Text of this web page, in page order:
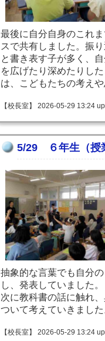
最後に自分自身のこれ
スで共有しました。振
と書き表す子が多く、
を広げたり深めたりし
は、こどもたちの考え
【校長室】 2026-05-29 13:24
5/29 ６年生（授
抽象的な言葉でも自分
し、発表していました。
次に教科書の話に触れ
ついて考えていきまし
【校長室】 2026-05-29 13:24